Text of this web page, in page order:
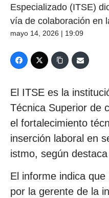
Especializado (ITSE)
vía de colaboración en
mayo 14, 2026 | 19:09
El ITSE es la
Técnica Superior de
el fortalecimiento
inserción laboral en
istmo, según
El informe indica
por la gerente de la